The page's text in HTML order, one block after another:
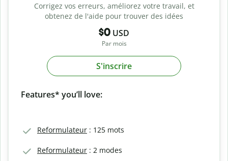
Corrigez vos erreurs, améliorez votre travail, et
obtenez de l'aide pour trouver des idées
$0 USD
Par mois
S'inscrire
Features* you’ll love:
Reformulateur : 125 mots
Reformulateur : 2 modes